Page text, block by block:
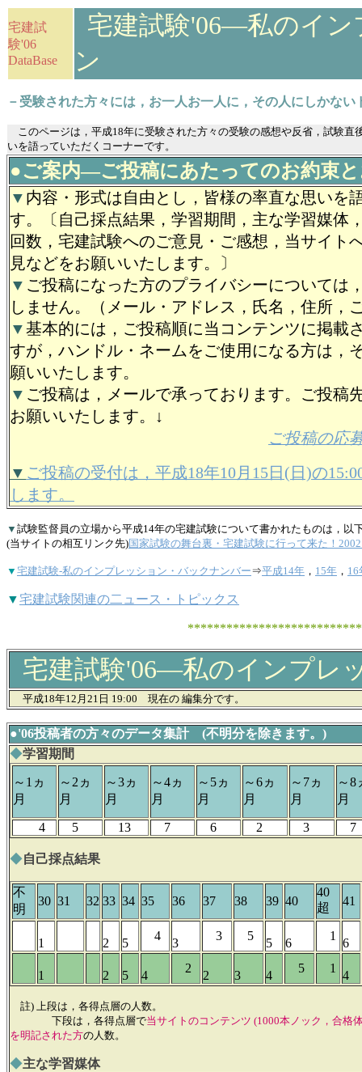
宅建試
験'06
DataBase
宅建試験'06―私のイン
ン
－受験された方々には，お一人お一人に，その人にしかない
このページは，平成18年に受験された方々の受験の感想や反省，試験直
いを語っていただくコーナーです。
●ご案内―ご投稿にあたってのお約束
▼ 内容・形式は自由とし，皆様の率直な思いを
す。〔自己採点結果，学習期間，主な学習媒体
回数，宅建試験へのご意見・ご感想，当サイト
見などをお願いいたします。〕
▼ ご投稿になった方のプライバシーについては
しません。（メール・アドレス，氏名，住所，
▼基本的には，ご投稿順に当コンテンツに掲載
すが，ハンドル・ネームをご使用になる方は，
願いいたします。
▼ ご投稿は，メールで承っております。ご投稿
お願いいたします。↓
ご投稿の応
▼ ご投稿の受付は，平成18年10月15日(日)の
します。
▼ 試験監督員の立場から平成14年の宅建試験について書かれたものは，以
(当サイトの相互リンク先)国家試験の舞台裏・宅建試験に行って来た！
▼ 宅建試験-私のインプレッション・バックナンバー⇒平成14年 ， 15年 ， 16
▼宅建試験関連の二ュース・トピックス
宅建試験'06―私のインプレ
平成18年12月21日 19:00 現在の 編集分です。
●'06投稿者の方々のデータ集計 (不明分を除きます。)
◆学習期間
～1ヵ
月
～2ヵ
月
～3ヵ
月
～4ヵ
月
～5ヵ
月
～6ヵ
月
～7ヵ
月
～8
月
4 5 13 7 6 2 3 7
◆自己採点結果
不
明
30 31 32 33 34 35 36 37 38 39 40
40
超
41
1 2 5
4
3
3 5
5 6
1
6
1 2 5 4
2
2 3 4
5 1
4
註) 上段は，各得点層の人数。
下段は，各得点層で当サイトのコンテンツ (1000本ノック，合格
を明記された方の人数。
◆主な学習媒体